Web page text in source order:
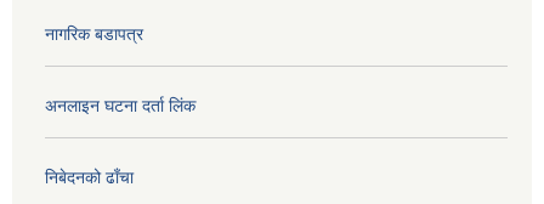
नागरिक बडापत्र
अनलाइन घटना दर्ता लिंक
निबेदनको ढाँचा